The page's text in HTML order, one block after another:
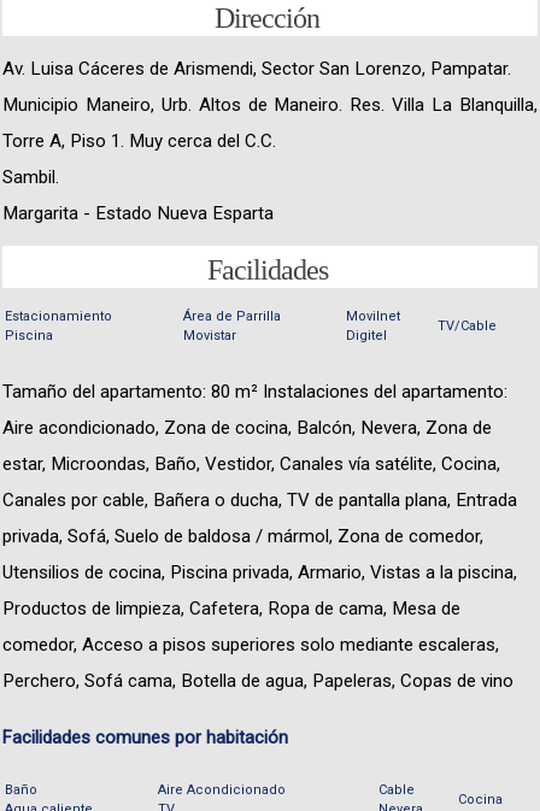
Dirección
Av. Luisa Cáceres de Arismendi, Sector San Lorenzo, Pampatar.
Municipio Maneiro, Urb. Altos de Maneiro. Res. Villa La Blanquilla,
Torre A, Piso 1. Muy cerca del C.C.
Sambil.
Margarita - Estado Nueva Esparta
Facilidades
Estacionamiento
Piscina
Área de Parrilla
Movistar
Movilnet
Digitel
TV/Cable
Tamaño del apartamento: 80 m² Instalaciones del apartamento:
Aire acondicionado, Zona de cocina, Balcón, Nevera, Zona de
estar, Microondas, Baño, Vestidor, Canales vía satélite, Cocina,
Canales por cable, Bañera o ducha, TV de pantalla plana, Entrada
privada, Sofá, Suelo de baldosa / mármol, Zona de comedor,
Utensilios de cocina, Piscina privada, Armario, Vistas a la piscina,
Productos de limpieza, Cafetera, Ropa de cama, Mesa de
comedor, Acceso a pisos superiores solo mediante escaleras,
Perchero, Sofá cama, Botella de agua, Papeleras, Copas de vino
Facilidades comunes por habitación
Baño
Aire Acondicionado
Cable
Cocina